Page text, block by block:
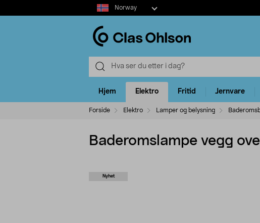
Select
market
Norway
Hjem Elektro Fritid Jernvare
Forside Elektro Lamper og belysning
Baderomslampe vegg
Nyhet